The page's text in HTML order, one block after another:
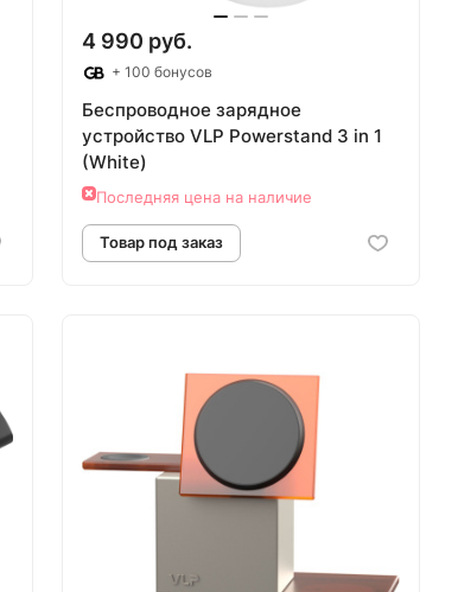
4 990 руб.
+ 100 бонусов
Беспроводное зарядное
устройствo VLP Powerstand 3 in 1
(White)
Последняя цена на наличие